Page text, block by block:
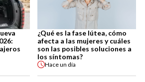
¿Qué es la fase lútea, cómo
afecta a las mujeres y cuáles
son las posibles soluciones a
los síntomas?
Haceun día